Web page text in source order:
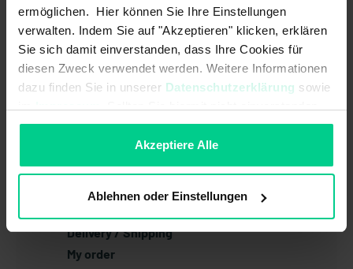
ermöglichen. Hier können Sie Ihre Einstellungen
verwalten. Indem Sie auf "Akzeptieren" klicken, erklären
Sie sich damit einverstanden, dass Ihre Cookies für
diesen Zweck verwendet werden. Weitere Informationen
dazu finden Sie in unserer Datenschutzerklärung sowie
sein, können Sie die Verwendung von Cookies hier
Akzeptiere Alle
Ablehnen oder Einstellungen
See other articles in:
Newsletter
Registration / Deregistration
Article / Assortment
Pricing policy
Customer account
Return
Delivery / Shipping
My order